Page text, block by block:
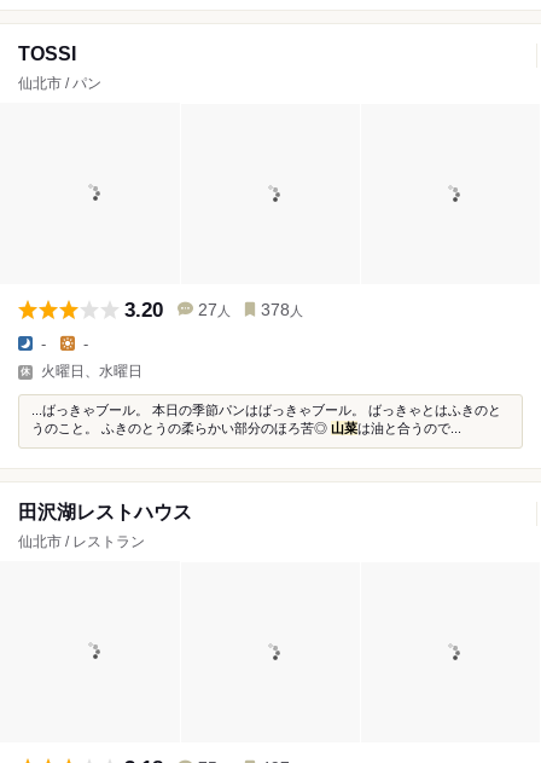
TOSSI
仙北市 / パン
3.20 27 人 378 人
- -
火曜日、水曜日
...ばっきゃブール。 本日の季節パンはばっきゃブール。 ばっきゃとはふきのと
うのこと。 ふきのとうの柔らかい部分のほろ苦◎ 山菜は油と合うので...
田沢湖レストハウス
仙北市 / レストラン